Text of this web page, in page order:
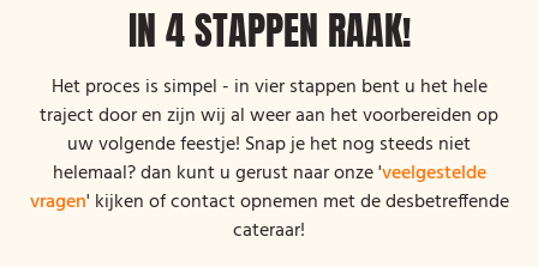
IN 4 STAPPEN RAAK!
Het proces is simpel - in vier stappen bent u het hele
traject door en zijn wij al weer aan het voorbereiden op
uw volgende feestje! Snap je het nog steeds niet
helemaal? dan kunt u gerust naar onze 'veelgestelde
vragen' kijken of contact opnemen met de desbetreffende
cateraar!